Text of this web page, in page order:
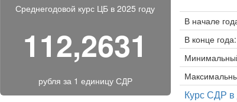
Среднегодовой курс ЦБ в 2025 году
112,2631
рубля за 1 единицу СДР
В начале
В конце года:
Курс СДР в